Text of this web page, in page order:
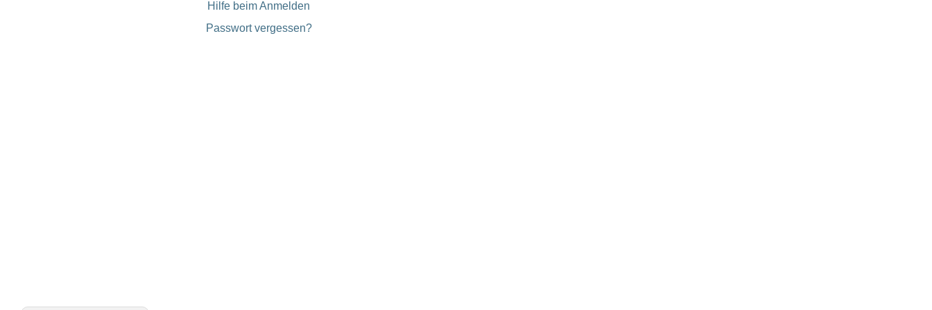
Hilfe beim Anmelden
Passwort vergessen?